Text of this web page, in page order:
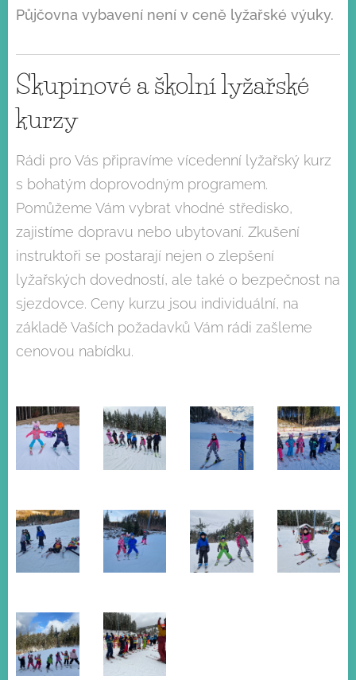
Půjčovna vybavení není v ceně lyžařské výuky.
Skupinové a školní lyžařské
kurzy
Rádi pro Vás připravíme vícedenní lyžařský kurz
s bohatým doprovodným programem.
Pomůžeme Vám vybrat vhodné středisko,
zajistíme dopravu nebo ubytovaní. Zkušení
instruktoři se postarají nejen o zlepšení
lyžařských dovedností, ale také o bezpečnost na
sjezdovce. Ceny kurzu jsou individuální, na
základě Vaších požadavků Vám rádi zašleme
cenovou nabídku.